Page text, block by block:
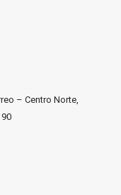
– Centro Norte,